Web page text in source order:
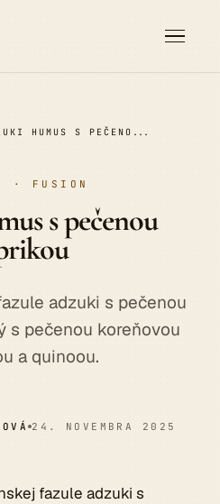
ADZUKI HUMUS S PEČENOU PAPRIKOU
· FUSION
s pečenou
adzuki s pečenou
s pečenou koreňovou
a quinoou.
24. NOVEMBRA 2025
fazule adzuki s